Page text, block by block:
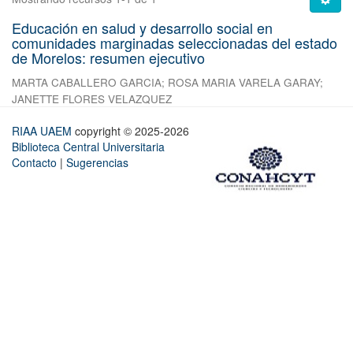
Educación en salud y desarrollo social en
comunidades marginadas seleccionadas del estado
de Morelos: resumen ejecutivo
MARTA CABALLERO GARCIA; ROSA MARIA VARELA GARAY;
JANETTE FLORES VELAZQUEZ
RIAA UAEM copyright © 2025-2026
Biblioteca Central Universitaria
Contacto | Sugerencias